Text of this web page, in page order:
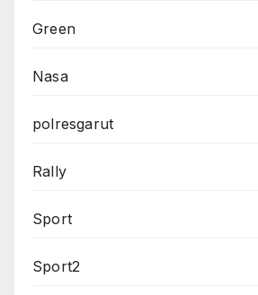
Green
Nasa
polresgarut
Rally
Sport
Sport2